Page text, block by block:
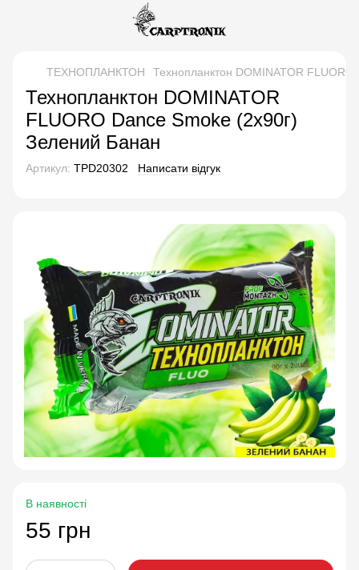
ТЕХНОПЛАНКТОН Технопланктон DOMINATOR
Технопланктон DOMINATOR
FLUORO Dance Smoke (2х90г)
Зелений Банан
Артикул: TPD20302 Написати відгук
В наявності
55 грн